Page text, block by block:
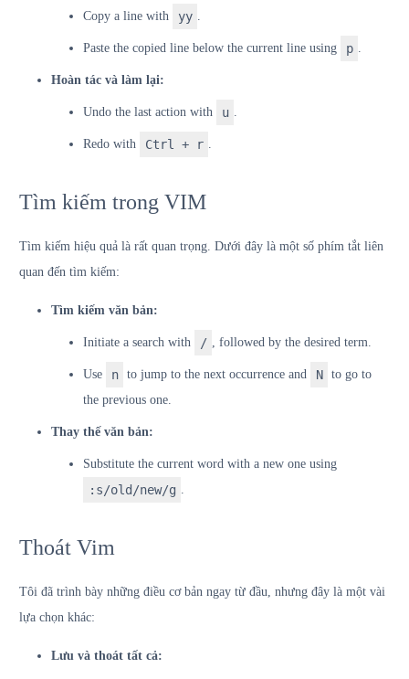
Copy a line with yy
Paste the copied line below the current line using p
Hoàn tác và làm lại:
Undo the last action with u
Redo with Ctrl + r
Tìm kiếm trong VIM
Tìm kiếm hiệu quả là rất quan trọng. Dưới đây là một số phím tắt liên
quan đến tìm kiếm:
Tìm kiếm văn bản:
Initiate a search with / , followed by the desired term.
Use n to jump to the next occurrence and N
to go to
the previous one.
Thay thế văn bản:
Substitute the current word with a new one using
:s/old/new/g
Thoát Vim
Tôi đã trình bày những điều cơ bản ngay từ đầu, nhưng đây là một vài
lựa chọn khác:
Lưu và thoát tất cả: